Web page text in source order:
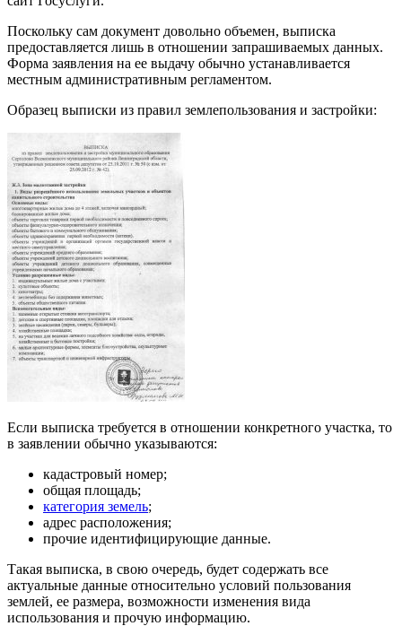
Поскольку сам документ довольно объемен, выписка
предоставляется лишь в отношении запрашиваемых данных.
Форма заявления на ее выдачу обычно устанавливается
местным административным регламентом.
Образец выписки из правил землепользования и застройки:
Если выписка требуется в отношении конкретного участка, то
в заявлении обычно указываются:
кадастровый номер;
общая площадь;
категория земель;
адрес расположения;
прочие идентифицирующие данные.
Такая выписка, в свою очередь, будет содержать все
актуальные данные относительно условий пользования
землей, ее размера, возможности изменения вида
использования и прочую информацию.